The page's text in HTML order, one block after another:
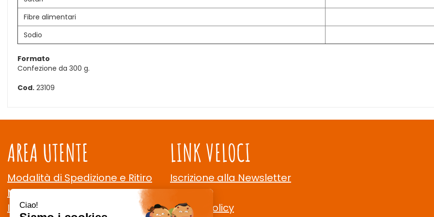
Fibre alimentari
Sodio
Formato
Confezione da 300 g.
Cod. 23109
AREA UTENTE
Modalità di Spedizione e Ritiro
Modalità di Pagamento
Informativa Privacy
LINK VELOCI
Iscrizione alla Newsletter
Contatti
Cookie Policy